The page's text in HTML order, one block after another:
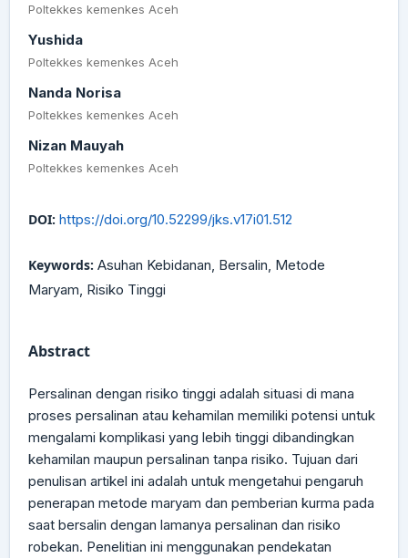
Poltekkes kemenkes Aceh
Yushida
Poltekkes kemenkes Aceh
Nanda Norisa
Poltekkes kemenkes Aceh
Nizan Mauyah
Poltekkes kemenkes Aceh
DOI: https://doi.org/10.52299/jks.v17i01.512
Keywords: Asuhan Kebidanan, Bersalin, Metode
Maryam, Risiko Tinggi
Abstract
Persalinan dengan risiko tinggi adalah situasi di mana
proses persalinan atau kehamilan memiliki potensi untuk
mengalami komplikasi yang lebih tinggi dibandingkan
kehamilan maupun persalinan tanpa risiko. Tujuan dari
penulisan artikel ini adalah untuk mengetahui pengaruh
penerapan metode maryam dan pemberian kurma pada
saat bersalin dengan lamanya persalinan dan risiko
robekan. Penelitian ini menggunakan pendekatan